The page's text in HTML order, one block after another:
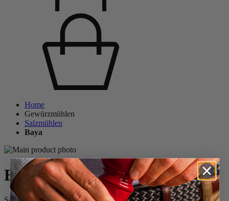
Home
Gewürzmühlen
Salzmühlen
Baya
Baya